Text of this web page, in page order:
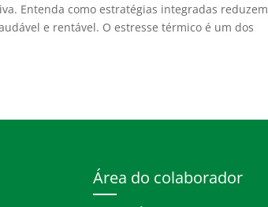
Entenda como estratégias integradas reduzem
e rentável. O estresse térmico é um dos
Área do colaborador